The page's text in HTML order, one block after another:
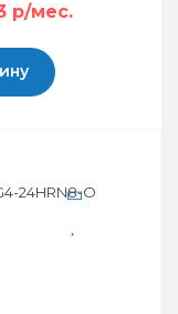
р/мес.